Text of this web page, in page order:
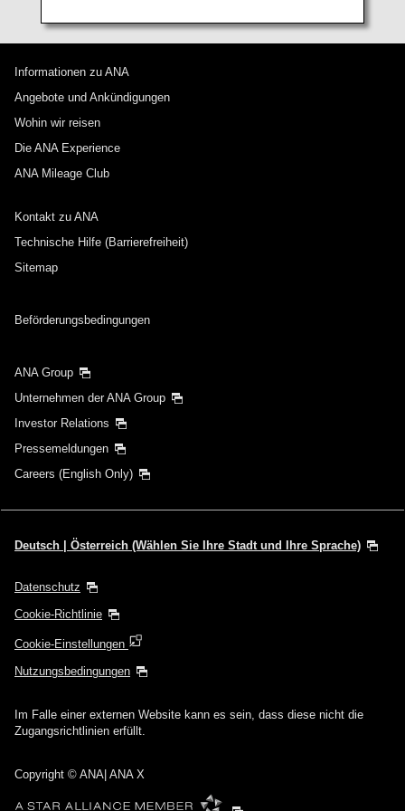
Informationen zu ANA
Angebote und Ankündigungen
Wohin wir reisen
Die ANA Experience
ANA Mileage Club
Kontakt zu ANA
Technische Hilfe (Barrierefreiheit)
Sitemap
Beförderungsbedingungen
ANA Group
Unternehmen der ANA Group
Investor Relations
Pressemeldungen
Careers (English Only)
Deutsch | Österreich (Wählen Sie Ihre Stadt und Ihre Sprache)
Datenschutz
Cookie-Richtlinie
Cookie-Einstellungen
Nutzungsbedingungen
Im Falle einer externen Website kann es sein, dass diese nicht die
Zugangsrichtlinien erfüllt.
Copyright © ANA| ANA X